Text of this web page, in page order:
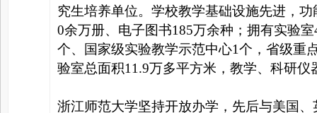
究生培养单位。学校教学基础设施先进，
0余万册、电子图书185万余种；拥有实验
个、国家级实验教学示范中心1个，省级重
验室总面积11.9万多平方米，教学、科研仪
浙江师范大学坚持开放办学，先后与美国